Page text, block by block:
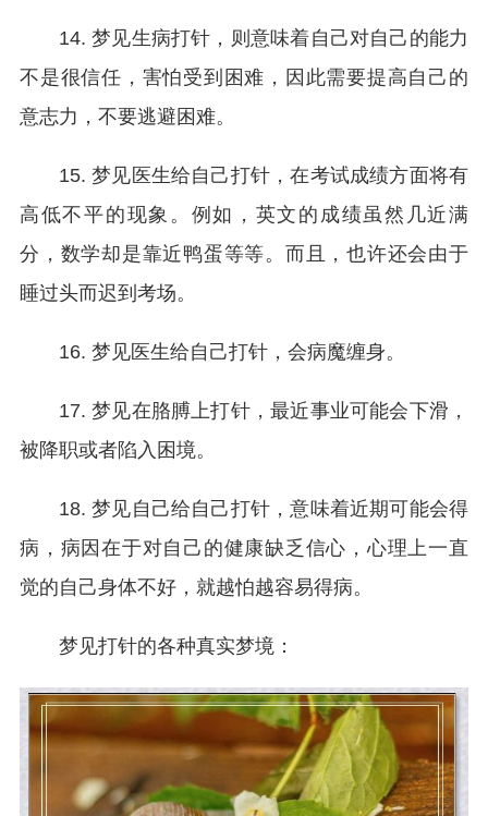
14. 梦见生病打针，则意味着自己对自己的能力
不是很信任，害怕受到困难，因此需要提高自己的
意志力，不要逃避困难。
15. 梦见医生给自己打针，在考试成绩方面将有
高低不平的现象。例如，英文的成绩虽然几近满
分，数学却是靠近鸭蛋等等。而且，也许还会由于
睡过头而迟到考场。
16. 梦见医生给自己打针，会病魔缠身。
17. 梦见在胳膊上打针，最近事业可能会下滑，
被降职或者陷入困境。
18. 梦见自己给自己打针，意味着近期可能会得
病，病因在于对自己的健康缺乏信心，心理上一直
觉的自己身体不好，就越怕越容易得病。
梦见打针的各种真实梦境：